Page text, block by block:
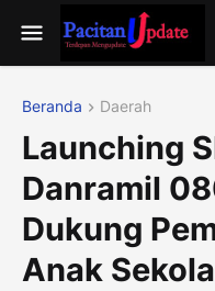
Beranda Daerah
Launching
Danramil
Dukung
Anak